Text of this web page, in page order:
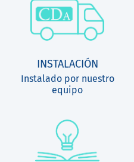
INSTALACIÓN
Instalado por nuestro
equipo